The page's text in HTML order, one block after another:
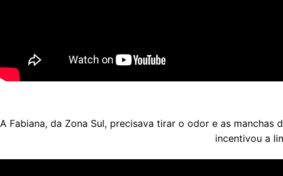
A Fabiana, da Zona Sul, precisava tirar o odor e as
incentivou a